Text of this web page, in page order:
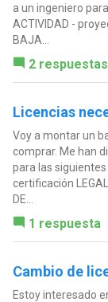
a un ingeniero
ACTIVIDAD -
BAJA...
2 respuestas
Licencias
Voy a montar un
comprar. Me han
para las siguientes
certificación
DE...
1 respuesta
Cambio de
Estoy interesado